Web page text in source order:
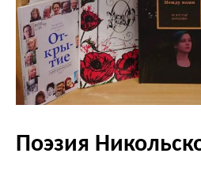
Поэзия